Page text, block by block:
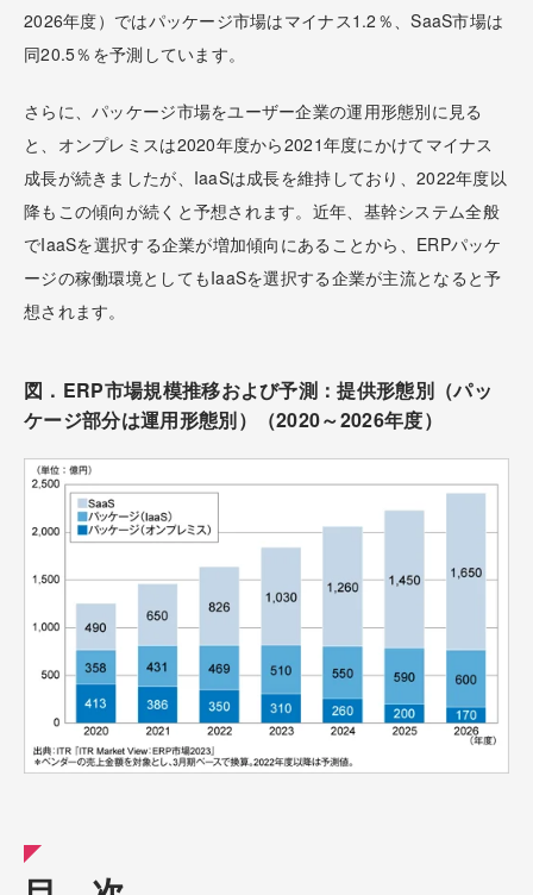
2026年度）ではパッケージ市場はマイナス1.2％、SaaS市場は
同20.5％を予測しています。
さらに、パッケージ市場をユーザー企業の運用形態別に見る
と、オンプレミスは2020年度から2021年度にかけてマイナス
成長が続きましたが、IaaSは成長を維持しており、2022年度以
降もこの傾向が続くと予想されます。近年、基幹システム全般
でIaaSを選択する企業が増加傾向にあることから、ERPパッケ
ージの稼働環境としてもIaaSを選択する企業が主流となると予
想されます。
図．ERP市場規模推移および予測：提供形態別（パッ
ケージ部分は運用形態別）（2020～2026年度）